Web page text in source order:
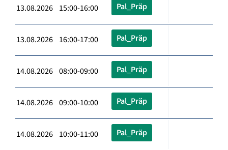
13.08.2026 15:00-16:00 Pal_Präp
13.08.2026 16:00-17:00 Pal_Präp
14.08.2026 08:00-09:00 Pal_Präp
14.08.2026 09:00-10:00 Pal_Präp
14.08.2026 10:00-11:00 Pal_Präp